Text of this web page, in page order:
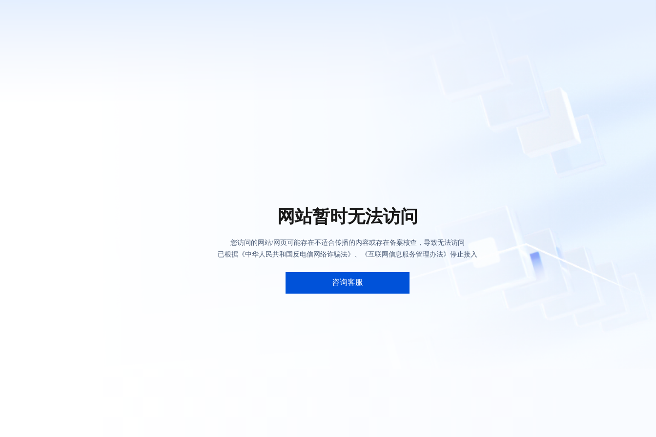
网站暂时无法访问
您访问的网站/网页可能存在不适合传播的内容或存在备案核查，导致无法访问
已根据《中华人民共和国反电信网络诈骗法》、《互联网信息服务管理办法》停止接入
咨询客服